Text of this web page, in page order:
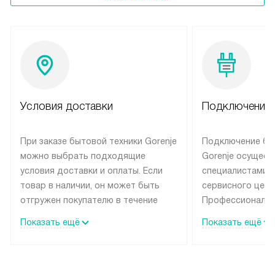
Условия доставки
При заказе бытовой техники Gorenje
можно выбрать подходящие
условия доставки и оплаты. Если
товар в наличии, он может быть
отгружен покупателю в течение
лейблом доставляется бесплатно
Показать ещё
Подключение
Подключение
Gorenje
специалистами
сервисного
эксплуатации
Показать ещё